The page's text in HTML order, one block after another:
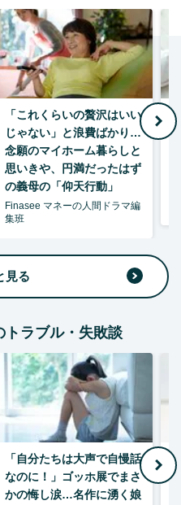
「これくらいの贅沢はいい
じゃない」と浪費ばかり…
念願のマイホーム暮らしと
思いきや、円満だったはず
の義母の「仰天行動」
Finasee マネーの人間ドラマ編
集班
見る
トラブル・失敗談
「自分たちは大声で自慢話
なのに！」ゴッホ展でまさ
かの悔し涙…名作に湧く娘